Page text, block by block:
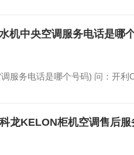
机中央空调服务电话是哪
服务电话是哪个号码) 问：开利
龙KELON柜机空调售后